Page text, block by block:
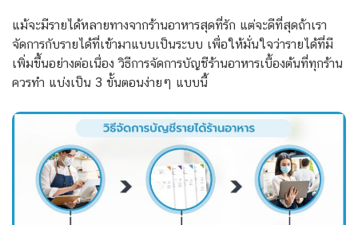
แม้จะมีรายได้หลายทางจากร้านอาหารสุดที่รัก แต่จะดีที่สุดถ้าเรา
จัดการกับรายได้ที่เข้ามาแบบเป็นระบบ เพื่อให้มั่นใจว่ารายได้ที่มี
เพิ่มขึ้นอย่างต่อเนื่อง วิธีการจัดการบัญชีร้านอาหารเบื้องต้นที่ทุกร้าน
ควรทำ แบ่งเป็น 3 ขั้นตอนง่ายๆ แบบนี้